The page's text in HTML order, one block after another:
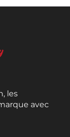
les
avec